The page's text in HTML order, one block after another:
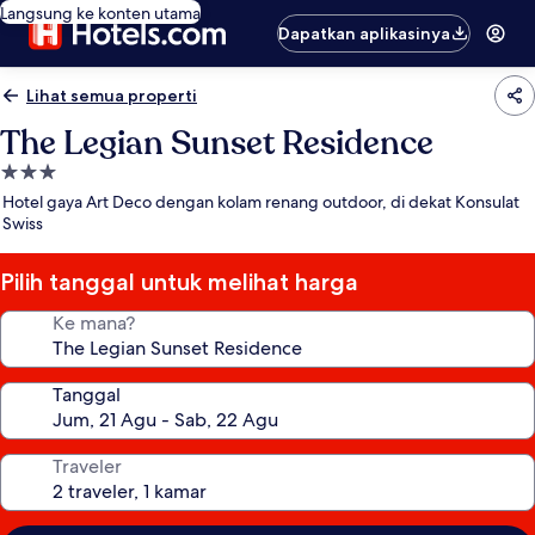
Langsung ke konten utama
Dapatkan aplikasinya
Lihat semua properti
The Legian Sunset Residence
Properti
bintang
3.0
Hotel gaya Art Deco dengan kolam renang outdoor, di dekat Konsulat
Swiss
Pilih tanggal untuk melihat harga
Ke mana?
Tanggal
Traveler